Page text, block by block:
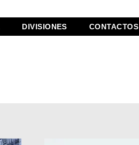
DIVISIONES CONTACTOS